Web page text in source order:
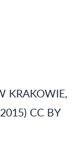
KRAKOWIE,
CC BY